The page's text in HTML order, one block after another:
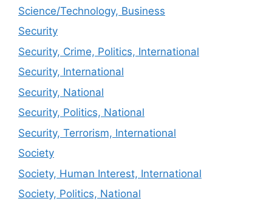
Science/Technology, Business
Security
Security, Crime, Politics, International
Security, International
Security, National
Security, Politics, National
Security, Terrorism, International
Society
Society, Human Interest, International
Society, Politics, National